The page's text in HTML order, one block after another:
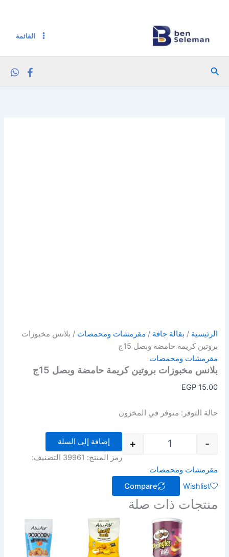
القائمة
البحث
الرئيسية / بقالة جافة / مقرمشات ومحمصات / بلانس مخبوزات
بروتين كريمة حامضة وبصل 15ج
مقرمشات ومحمصات
بلانس مخبوزات بروتين كريمة حامضة وبصل 15ج
EGP15.00
حالة التوفر: متوفر في المخزون
-
+
إضافة إلى السلة
رمز المنتج: 39961
التصنيف:
مقرمشات ومحمصات
Wishlist
Compare
منتجات ذات صلة